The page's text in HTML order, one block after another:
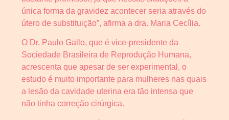
única forma da gravidez acontecer seria através do
útero de substituição”, afirma a dra. Maria Cecília.
O Dr. Paulo Gallo, que é vice-presidente da
Sociedade Brasileira de Reprodução Humana,
acrescenta que apesar de ser experimental, o
estudo é muito importante para mulheres nas quais
a lesão da cavidade uterina era tão intensa que
não tinha correção cirúrgica.